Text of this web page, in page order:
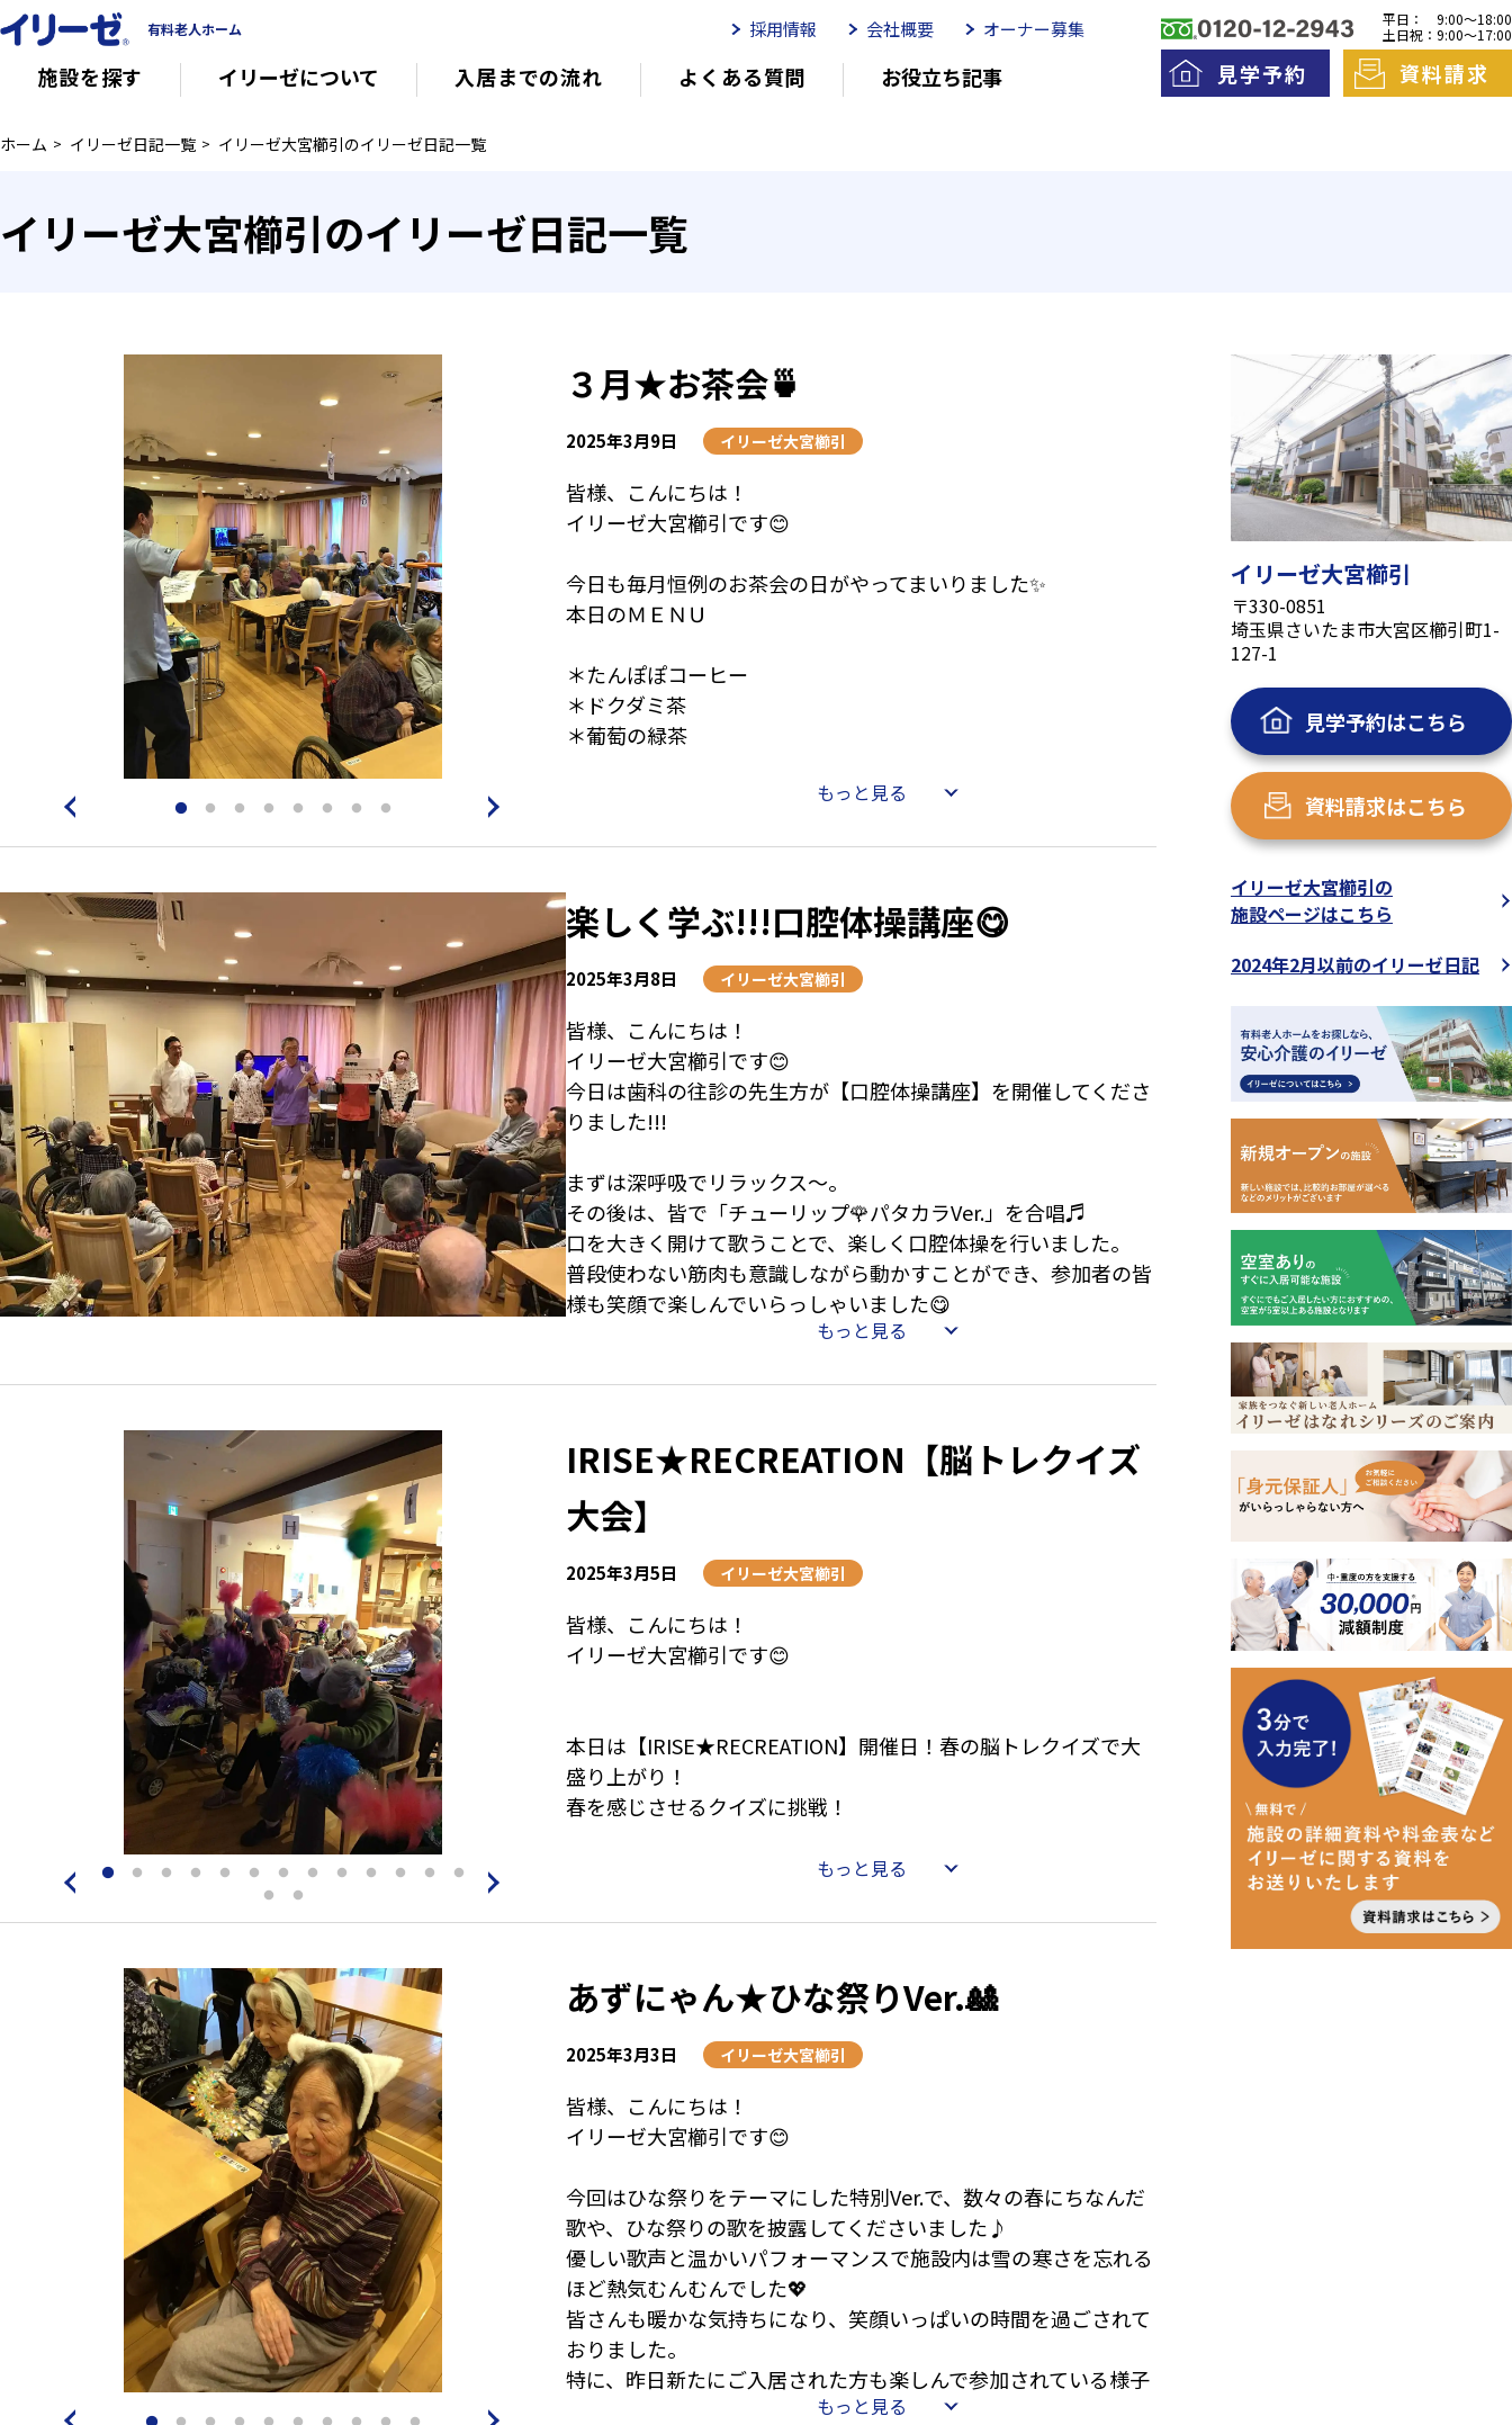
有料老人ホーム
施設を探す イリーゼについて
イリーゼについて
会社概要
入居までの流れ よくある質問 お役立ち記事
意外と知らない介護保険の基本 有料老人ホームを選ぶ時のポイント
採用情報 会社概要 オーナー募集
平日：
土日祝：
9:00～18:00
9:00～17:00
見学予約 資料請求
ホーム イリーゼ日記一覧 イリーゼ大宮櫛引のイリーゼ日記一覧
イリーゼ大宮櫛引のイリーゼ日記一覧
３月★お茶会🍵
2025年3月9日 イリーゼ大宮櫛引
皆様、こんにちは！
イリーゼ大宮櫛引です😊
今日も毎月恒例のお茶会の日がやってまいりました✨
本日のＭＥＮＵ
＊たんぽぽコーヒー
＊ドクダミ茶
＊葡萄の緑茶
まず、たんぽぽコーヒーは、タンポポの根を焙煎して粗びきに
い美容と健康維持に効果があるそうです。
次に、ドクダミ茶。乾燥したドクダミの茶葉を煎じて飲むこの健
康茶は、老廃物を体外に出す効能や便秘や浮腫みにも効果がある
そして本日の私のイチオシは、葡萄の緑茶。緑茶に巨峰の香りを
加えたこのお茶は色鮮やかでさわやかな口当たりが特徴です。
そして、厨房の方の協力を得てお茶のお供には【オムレット】も
お茶と一緒にいただくオムレットの甘さが、皆様の癒しのひとと
きをさらに豊かにしてくれました。
今日もたくさんのお茶を飲んで、水分補給は大成功～♪
さて、毎月お茶を用意してくれているのは、20代最後を満喫して
それでも本当に素敵なお茶を毎月選んでくれています。来月はど
んなお茶を選んできてくれるのか今から楽しみです！
次回もぜひお楽しみに♡
もっと見る
楽しく学ぶ!!!口腔体操講座😋
2025年3月8日 イリーゼ大宮櫛引
皆様、こんにちは！
イリーゼ大宮櫛引です😊
今日は歯科の往診の先生方が【口腔体操講座】を開催してくださ
りました!!!
まずは深呼吸でリラックス～。
その後は、皆で「チューリップ🌹パタカラVer.」を合唱♬
口を大きく開けて歌うことで、楽しく口腔体操を行いました。
普段使わない筋肉も意識しながら動かすことができ、参加者の皆
様も笑顔で楽しんでいらっしゃいました😋
常に取り入れられることは、健康維持のためにとても大切ですね
先生方、ご参加いただいた皆様、ありがとうございました！
次回も楽しみです♡
もっと見る
IRISE★RECREATION【脳トレクイズ
大会】
2025年3月5日 イリーゼ大宮櫛引
皆様、こんにちは！
イリーゼ大宮櫛引です😊
本日は【IRISE★RECREATION】開催日！春の脳トレクイズで大
盛り上がり！
春を感じさせるクイズに挑戦！
今回の脳トレクイズは、春をテーマにした内容が満載。春の花や
がら楽しく挑戦しました。スタッフと皆さんが一体となって、ク
た😍
笑顔と活気に溢れた空間で、春の暖かな日差しのように、心も体
もっと見る
あずにゃん★ひな祭りVer.🎎
2025年3月3日 イリーゼ大宮櫛引
皆様、こんにちは！
イリーゼ大宮櫛引です😊
今回はひな祭りをテーマにした特別Ver.で、数々の春にちなんだ
歌や、ひな祭りの歌を披露してくださいました♪
優しい歌声と温かいパフォーマンスで施設内は雪の寒さを忘れる
ほど熱気むんむんでした💖
皆さんも暖かな気持ちになり、笑顔いっぱいの時間を過ごされて
おりました。
特に、昨日新たにご入居された方も楽しんで参加されている様子
を見てとても嬉しく思いました♡
もっと見る
イリーゼ大宮櫛引
〒330-0851
埼玉県さいたま市大宮区櫛引町1-
127-1
見学予約はこちら
資料請求はこちら
イリーゼ大宮櫛引の
施設ページはこちら
2024年2月以前のイリーゼ日記